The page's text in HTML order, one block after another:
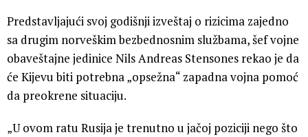
Predstavljajući svoj godišnji izveštaj o rizicima zajedno
sa drugim norveškim bezbednosnim službama, šef vojne
obaveštajne jedinice Nils Andreas Stensones rekao je da
će Kijevu biti potrebna „opsežna“ zapadna vojna pomoć
da preokrene situaciju.
„U ovom ratu Rusija je trenutno u jačoj poziciji nego što